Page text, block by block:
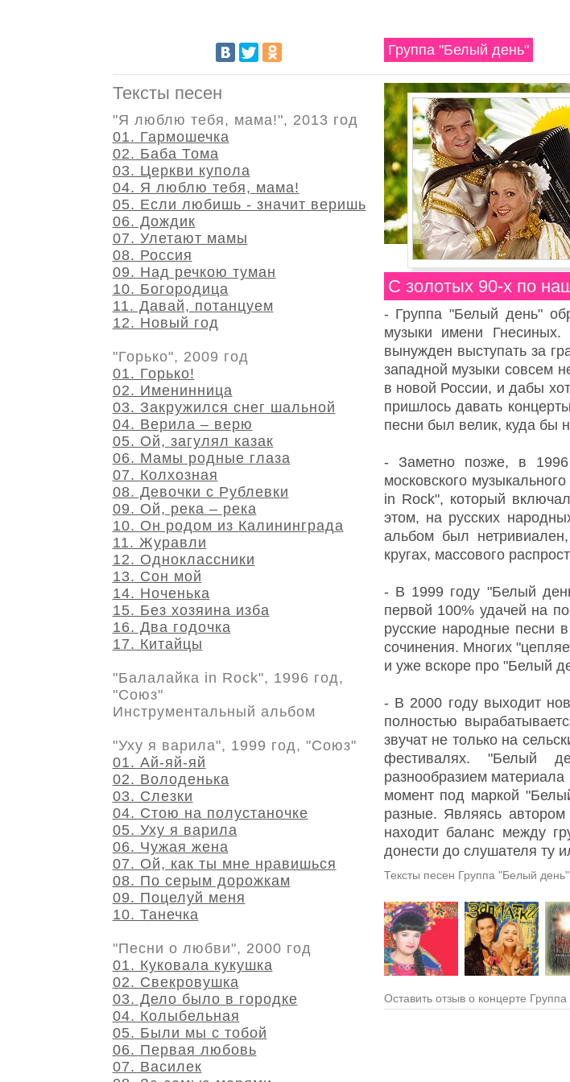
Группа "Белый день"
С золотых 90-х по
- Группа "Белый день"
музыки имени
вынужден выступать за
западной музыки совсем
в новой России, и дабы
пришлось давать
песни был велик, куда бы
- Заметно позже, в
московского
in Rock", который
этом, на русских
альбом был
кругах, массового
- В 1999 году "Белый
первой 100% удачей на
русские народные песни
сочинения. Многих
и уже вскоре про "Белый
- В 2000 году выходит
полностью
звучат не только на
фестивалях. "Белый
разнообразием
момент под маркой "
разные. Являясь
находит баланс между
донести до слушателя ту
Тексты песен Группа "Белый
Оставить отзыв о концерте
Тексты песен
"Я люблю тебя, мама!", 2013 год
01. Гармошечка
02. Баба Тома
03. Церкви купола
04. Я люблю тебя, мама!
05. Если любишь - значит веришь
06. Дождик
07. Улетают мамы
08. Россия
09. Над речкою туман
10. Богородица
11. Давай, потанцуем
12. Новый год
"Горько", 2009 год
01. Горько!
02. Именинница
03. Закружился снег шальной
04. Верила – верю
05. Ой, загулял казак
06. Мамы родные глаза
07. Колхозная
08. Девочки с Рублевки
09. Ой, река – река
10. Он родом из Калининграда
11. Журавли
12. Одноклассники
13. Сон мой
14. Ноченька
15. Без хозяина изба
16. Два годочка
17. Китайцы
"Балалайка in Rock", 1996 год,
"Союз"
Инструментальный альбом
"Уху я варила", 1999 год, "Союз"
01. Ай-яй-яй
02. Володенька
03. Слезки
04. Стою на полустаночке
05. Уху я варила
06. Чужая жена
07. Ой, как ты мне нравишься
08. По серым дорожкам
09. Поцелуй меня
10. Танечка
"Песни о любви", 2000 год
01. Куковала кукушка
02. Свекровушка
03. Дело было в городке
04. Колыбельная
05. Были мы с тобой
06. Первая любовь
07. Василек